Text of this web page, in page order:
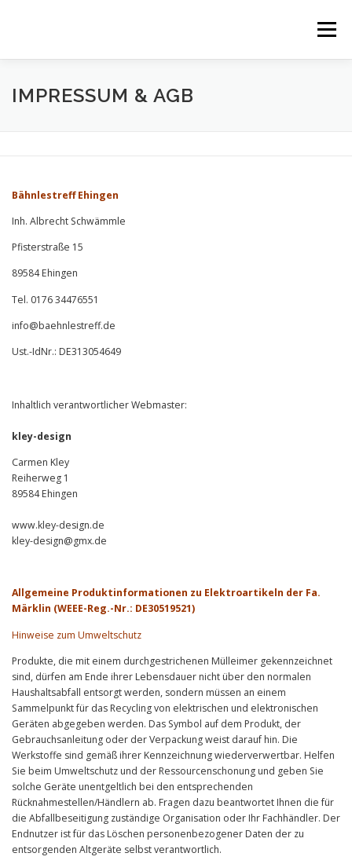
Menü
ÜBER UNS LEISTUNGEN
IMPRESSUM & AGB
Bähnlestreff Ehingen
Inh. Albrecht Schwämmle
Pfisterstraße 15
89584 Ehingen
Tel. 0176 34476551
info@baehnlestreff.de
Ust.-IdNr.: DE313054649
Inhaltlich verantwortlicher Webmaster:
kley-design
Carmen Kley
Reiherweg 1
89584 Ehingen
www.kley-design.de
kley-design@gmx.de
Allgemeine Produktinformationen zu Elektroartikeln der Fa.
Märklin (WEEE-Reg.-Nr.: DE30519521)
Hinweise zum Umweltschutz
Produkte, die mit einem durchgestrichenen Mülleimer gekennzeichnet
sind, dürfen am Ende ihrer Lebensdauer nicht über den normalen
Haushaltsabfall entsorgt werden, sondern müssen an einem
Sammelpunkt für das Recycling von elektrischen und elektronischen
Geräten abgegeben werden. Das Symbol auf dem Produkt, der
Gebrauchsanleitung oder der Verpackung weist darauf hin. Die
Werkstoffe sind gemäß ihrer Kennzeichnung wiederverwertbar. Helfen
Sie beim Umweltschutz und der Ressourcenschonung und geben Sie
solche Geräte unentgeltlich bei den entsprechenden
Rücknahmestellen/Händlern ab. Fragen dazu beantwortet Ihnen die für
die Abfallbeseitigung zuständige Organisation oder Ihr Fachhändler. Der
Endnutzer ist für das Löschen personenbezogener Daten der zu
entsorgenden Altgeräte selbst verantwortlich.